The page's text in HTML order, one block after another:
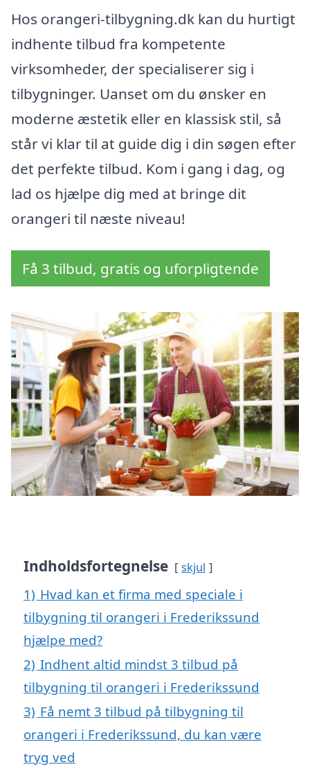
Hos orangeri-tilbygning.dk kan du hurtigt
indhente tilbud fra kompetente
virksomheder, der specialiserer sig i
tilbygninger. Uanset om du ønsker en
moderne æstetik eller en klassisk stil, så
står vi klar til at guide dig i din søgen efter
det perfekte tilbud. Kom i gang i dag, og
lad os hjælpe dig med at bringe dit
orangeri til næste niveau!
Få 3 tilbud, gratis og uforpligtende
Indholdsfortegnelse skjul
1) Hvad kan et firma med speciale i
tilbygning til orangeri i Frederikssund
hjælpe med?
2) Indhent altid mindst 3 tilbud på
tilbygning til orangeri i Frederikssund
3) Få nemt 3 tilbud på tilbygning til
orangeri i Frederikssund, du kan være
tryg ved